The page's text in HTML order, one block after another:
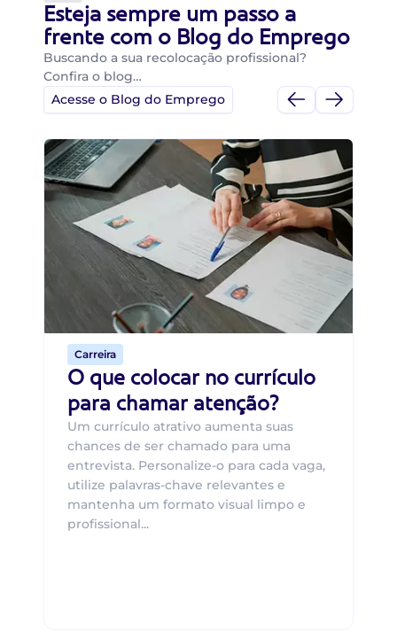
Esteja sempre um passo a
frente com o Blog do Emprego
Buscando a sua recolocação profissional?
Confira o blog…
Acesse o Blog do Emprego
Carreira
O que colocar no currículo
para chamar atenção?
Um currículo atrativo aumenta suas
chances de ser chamado para uma
entrevista. Personalize-o para cada vaga,
utilize palavras-chave relevantes e
mantenha um formato visual limpo e
profissional...